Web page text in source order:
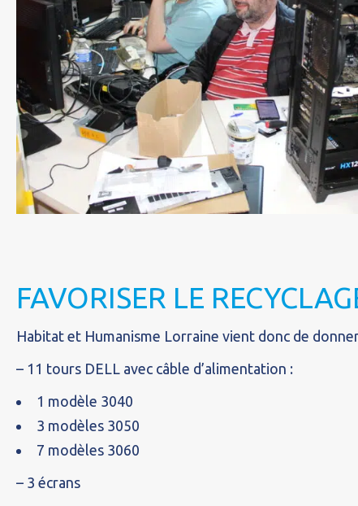
FAVORISER LE
Habitat et Humanisme Lorraine vient donc de
– 11 tours DELL avec câble d’alimentation :
1 modèle 3040
3 modèles 3050
7 modèles 3060
– 3 écrans